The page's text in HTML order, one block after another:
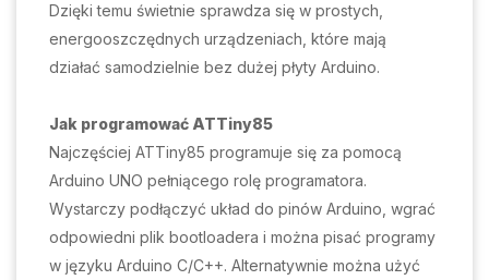
Dzięki temu świetnie sprawdza się w prostych,
energooszczędnych urządzeniach, które mają
działać samodzielnie bez dużej płyty Arduino.
Jak programować ATTiny85
Najczęściej ATTiny85 programuje się za pomocą
Arduino UNO pełniącego rolę programatora.
Wystarczy podłączyć układ do pinów Arduino, wgrać
odpowiedni plik bootloadera i można pisać programy
w języku Arduino C/C++. Alternatywnie można użyć